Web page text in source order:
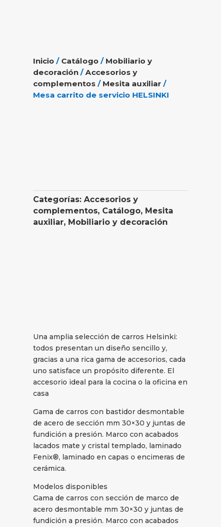
Inicio / Catálogo / Mobiliario y
decoración /Accesorios y
complementos / Mesita auxiliar /
Mesa carrito de servicio HELSINKI
Categorías:Accesorios y
complementos, Catálogo, Mesita
auxiliar, Mobiliario y decoración
Una amplia selección de carros Helsinki:
todos presentan un diseño sencillo y,
gracias a una rica gama de accesorios, cada
uno satisface un propósito diferente. El
accesorio ideal para la cocina o la oficina en
casa
Gama de carros con bastidor desmontable
de acero de sección mm 30×30 y juntas de
fundición a presión. Marco con acabados
lacados mate y cristal templado, laminado
Fenix®, laminado en capas o encimeras de
cerámica.
Modelos disponibles
Gama de carros con sección de marco de
acero desmontable mm 30×30 y juntas de
fundición a presión. Marco con acabados